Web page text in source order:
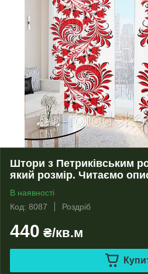
Штори з Петриківським
який розмір. Читаємо
В наявності
Код: 8087
Роздріб
440 ₴/кв.м